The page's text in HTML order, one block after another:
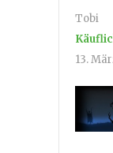
Tobi
13.